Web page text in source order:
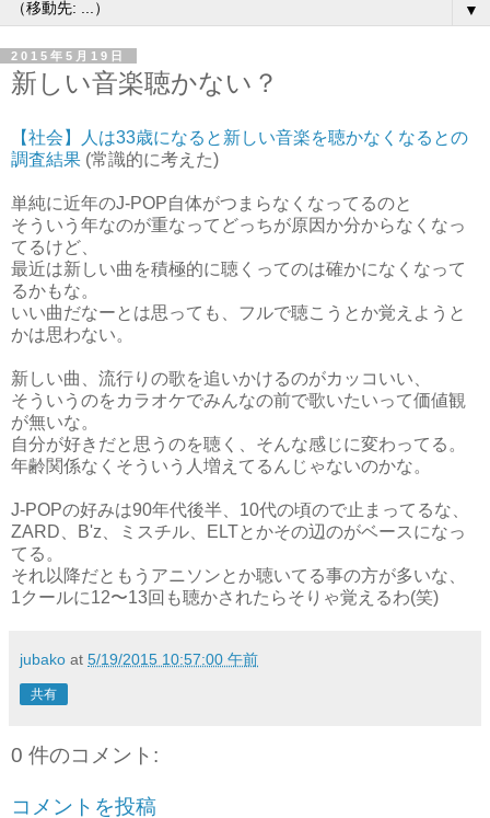
▼
2015年5月19日
新しい音楽聴かない？
【社会】人は33歳になると新しい音楽を聴かなくなるとの
調査結果 (常識的に考えた)
単純に近年のJ-POP自体がつまらなくなってるのと
そういう年なのが重なってどっちが原因か分からなくなっ
てるけど、
最近は新しい曲を積極的に聴くってのは確かになくなって
るかもな。
いい曲だなーとは思っても、フルで聴こうとか覚えようと
かは思わない。
新しい曲、流行りの歌を追いかけるのがカッコいい、
そういうのをカラオケでみんなの前で歌いたいって価値観
が無いな。
自分が好きだと思うのを聴く、そんな感じに変わってる。
年齢関係なくそういう人増えてるんじゃないのかな。
J-POPの好みは90年代後半、10代の頃ので止まってるな、
ZARD、B'z、ミスチル、ELTとかその辺のがベースになっ
てる。
それ以降だともうアニソンとか聴いてる事の方が多いな、
1クールに12〜13回も聴かされたらそりゃ覚えるわ(笑)
jubako at 5/19/2015 10:57:00 午前
共有
0 件のコメント:
コメントを投稿